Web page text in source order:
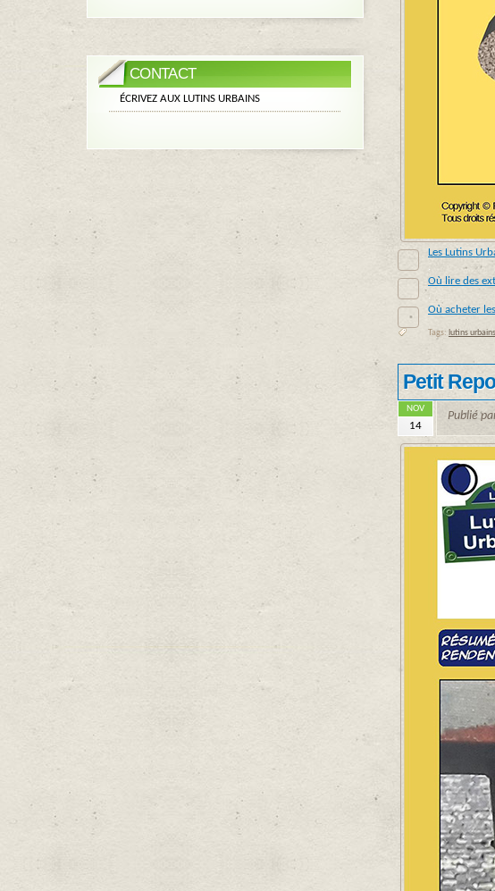
Les Lutins
.
Où lire des
.
Où acheter
Tags: lutins urbains
Petit
NOV
14
Publié
CONTACT
ÉCRIVEZ AUX LUTINS URBAINS